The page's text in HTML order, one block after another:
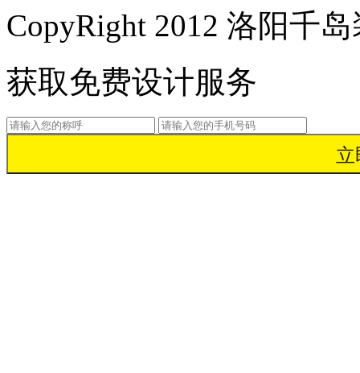
CopyRight 2012 洛阳千
获取免费设计服务